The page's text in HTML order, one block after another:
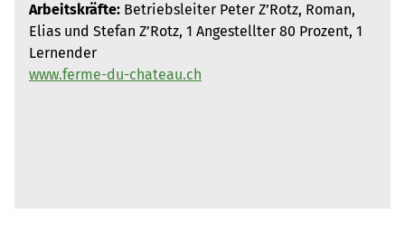
Arbeitskräfte: Betriebsleiter Peter Z’Rotz, Roman,
Elias und Stefan Z’Rotz, 1 Angestellter 80 Prozent, 1
Lernender
www.ferme-du-chateau.ch